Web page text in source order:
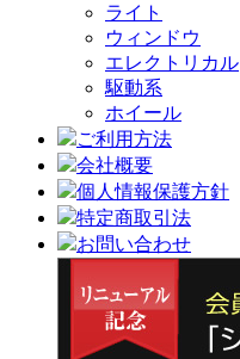
ライト
ウィンドウ
エレクトリカル
駆動系
ホイール
ご利用方法
会社概要
個人情報保護方針
特定商取引法
お問い合わせ